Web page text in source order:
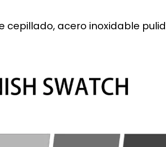
cepillado, acero inoxidable